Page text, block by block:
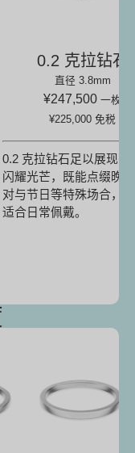
0.2 克拉钻石
直径 3.8mm
¥247,500 一枚
¥225,000 免税
0.2 克拉钻石足以展现戒
闪耀光芒，既能点缀晚
对与节日等特殊场合，
适合日常佩戴。